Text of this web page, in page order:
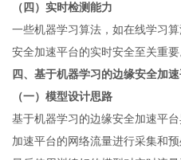
（四）实时检测能力
一些机器学习算法，如在线学习
安全加速平台的实时安全至关重要
四、基于机器学习的边缘安全加
（一）模型设计思路
基于机器学习的边缘安全加速平台
加速平台的网络流量进行采集和